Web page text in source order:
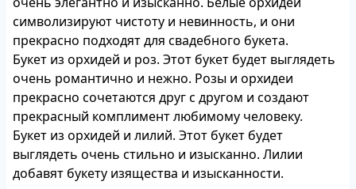
символизируют чистоту и невинность, и они
прекрасно подходят для свадебного букета.
Букет из орхидей и роз. Этот букет будет выглядеть
очень романтично и нежно. Розы и орхидеи
прекрасно сочетаются друг с другом и создают
прекрасный комплимент любимому человеку.
Букет из орхидей и лилий. Этот букет будет
выглядеть очень стильно и изысканно. Лилии
добавят букету изящества и изысканности.